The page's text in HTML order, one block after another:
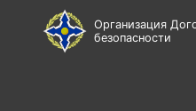
Организация
безопасности